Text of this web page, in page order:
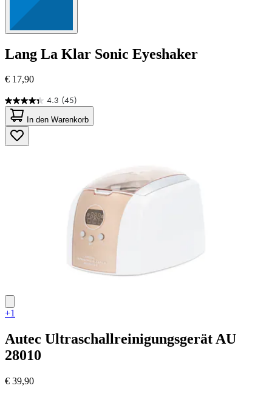
Lang La Klar Sonic Eyeshaker
€ 17,90
4.3 (45)
4.3
von
5
Sternen.
45
In den Warenkorb
+1
Autec Ultraschallreinigungsgerät AU
28010
€ 39,90